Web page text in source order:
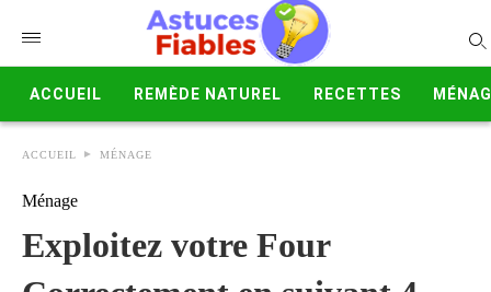
ACCUEIL REMÈDE NATUREL RECETTES
ACCUEIL MÉNAGE
Ménage
Exploitez votre Four